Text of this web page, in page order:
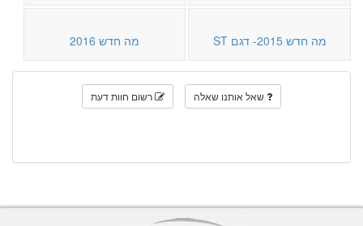
מה חדש 2015- דגם ST מה חדש 2016
שאל אותנו שאלה רשום חוות דעת